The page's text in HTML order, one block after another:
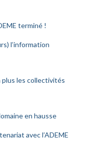
terminé !
l’information
plus les collectivités
en hausse
avec l’ADEME